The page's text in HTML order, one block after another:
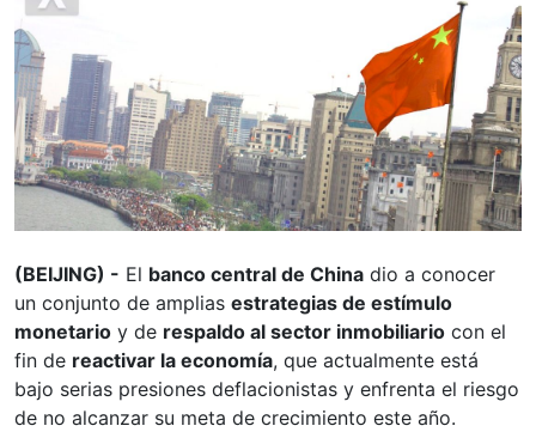
(BEIJING) - El banco central de China dio a conocer
un conjunto de amplias estrategias de estímulo
monetario y de respaldo al sector inmobiliario con el
fin de reactivar la economía, que actualmente está
bajo serias presiones deflacionistas y enfrenta el riesgo
de no alcanzar su meta de crecimiento este año.